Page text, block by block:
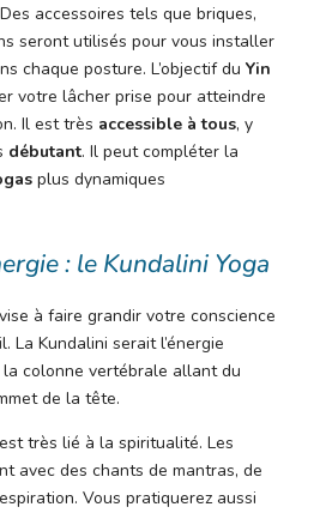
accessoires tels que briques,
seront utilisés pour vous installer
chaque posture. L’objectif du Yin
votre lâcher prise pour atteindre
Il est très accessible à tous, y
débutant. Il peut compléter la
plus dynamiques
: le Kundalini Yoga
vise à faire grandir votre conscience
La Kundalini serait l’énergie
colonne vertébrale allant du
de la tête.
est très lié à la spiritualité. Les
avec des chants de mantras, de
Vous pratiquerez aussi